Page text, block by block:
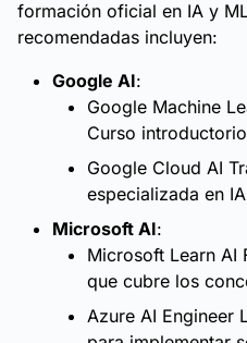
formación oficial en IA y
recomendadas incluyen:
Google AI:
Google Machine
Curso
Google Cloud AI
especializada en
Microsoft AI:
Microsoft Learn AI
que cubre los
Azure AI Engineer